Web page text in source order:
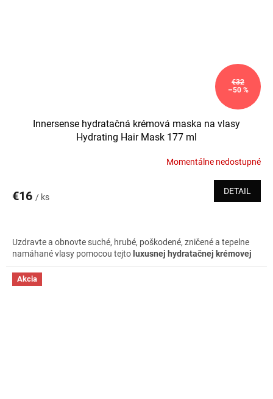
€32
–50 %
Innersense hydratačná krémová maska na vlasy
Hydrating Hair Mask 177 ml
Momentálne nedostupné
€16 / ks
DETAIL
Uzdravte a obnovte suché, hrubé, poškodené, zničené a tepelne
namáhané vlasy pomocou tejto luxusnej hydratačnej krémovej
masky. Je vytvorená z kvalitných organických surovín. Je priam
zázrakom a pohladením pre dehydrované vlasy
konzistenciu, dobre k vlasom priĺne a dokonale ich vyživí.
Akcia